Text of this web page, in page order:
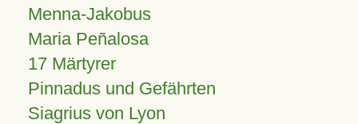
Menna-Jakobus
Maria Peñalosa
17 Märtyrer
Pinnadus und Gefährten
Siagrius von Lyon